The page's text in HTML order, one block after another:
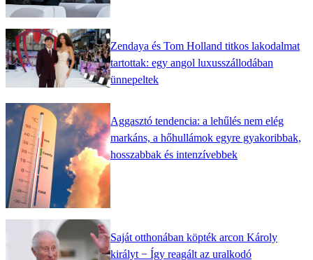
Zendaya és Tom Holland titkos lakodalmat
tartottak: egy angol luxusszállodában
ünnepeltek
Aggasztó tendencia: a lehűlés nem elég
markáns, a hőhullámok egyre gyakoribbak,
hosszabbak és intenzívebbek
Saját otthonában köpték arcon Károly
királyt − Így reagált az uralkodó